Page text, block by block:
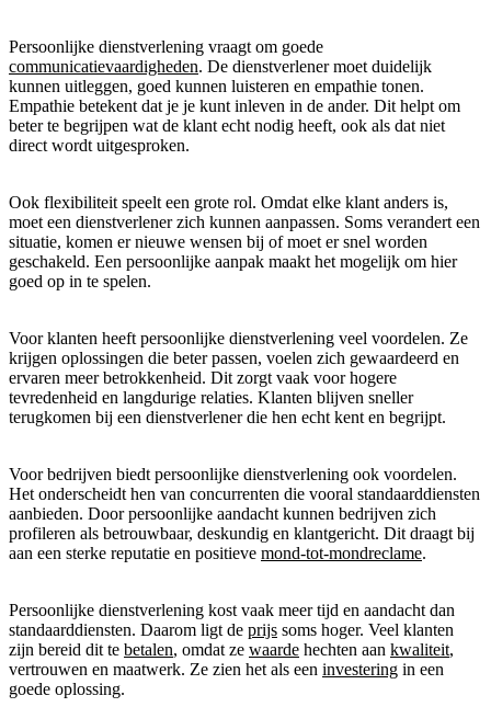
Persoonlijke dienstverlening vraagt om goede
communicatievaardigheden. De dienstverlener moet duidelijk
kunnen uitleggen, goed kunnen luisteren en empathie tonen.
Empathie betekent dat je je kunt inleven in de ander. Dit helpt om
beter te begrijpen wat de klant echt nodig heeft, ook als dat niet
direct wordt uitgesproken.
Ook flexibiliteit speelt een grote rol. Omdat elke klant anders is,
moet een dienstverlener zich kunnen aanpassen. Soms verandert een
situatie, komen er nieuwe wensen bij of moet er snel worden
geschakeld. Een persoonlijke aanpak maakt het mogelijk om hier
goed op in te spelen.
Voor klanten heeft persoonlijke dienstverlening veel voordelen. Ze
krijgen oplossingen die beter passen, voelen zich gewaardeerd en
ervaren meer betrokkenheid. Dit zorgt vaak voor hogere
tevredenheid en langdurige relaties. Klanten blijven sneller
terugkomen bij een dienstverlener die hen echt kent en begrijpt.
Voor bedrijven biedt persoonlijke dienstverlening ook voordelen.
Het onderscheidt hen van concurrenten die vooral standaarddiensten
aanbieden. Door persoonlijke aandacht kunnen bedrijven zich
profileren als betrouwbaar, deskundig en klantgericht. Dit draagt bij
aan een sterke reputatie en positieve mond-tot-mondreclame.
Persoonlijke dienstverlening kost vaak meer tijd en aandacht dan
standaarddiensten. Daarom ligt de prijs soms hoger. Veel klanten
zijn bereid dit te betalen, omdat ze waarde hechten aan kwaliteit,
vertrouwen en maatwerk. Ze zien het als een investering in een
goede oplossing.